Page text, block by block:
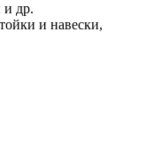
др.
и навески,